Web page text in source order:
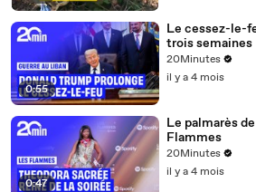
0:55
Le cessez-le-
trois semaines
20Minutes
il y a 4 mois
0:47
Le palmarès
Flammes
20Minutes
il y a 4 mois